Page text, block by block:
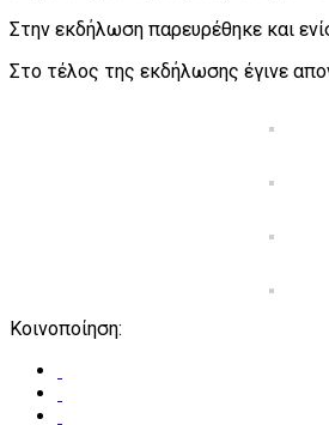
Στην εκδήλωση παρευρέθηκε και
Στο τέλος της εκδήλωσης έγινε
Κοινοποίηση: